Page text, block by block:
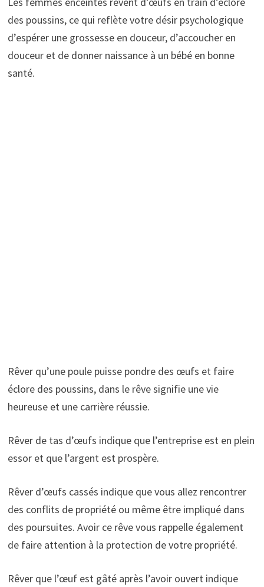
des poussins, ce qui reflète votre désir psychologique
d’espérer une grossesse en douceur, d’accoucher en
douceur et de donner naissance à un bébé en bonne
santé.
Rêver qu’une poule puisse pondre des œufs et faire
éclore des poussins, dans le rêve signifie une vie
heureuse et une carrière réussie.
Rêver de tas d’œufs indique que l’entreprise est en plein
essor et que l’argent est prospère.
Rêver d’œufs cassés indique que vous allez rencontrer
des conflits de propriété ou même être impliqué dans
des poursuites. Avoir ce rêve vous rappelle également
de faire attention à la protection de votre propriété.
Rêver que l’œuf est gâté après l’avoir ouvert indique